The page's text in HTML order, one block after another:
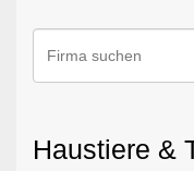
Haustiere &